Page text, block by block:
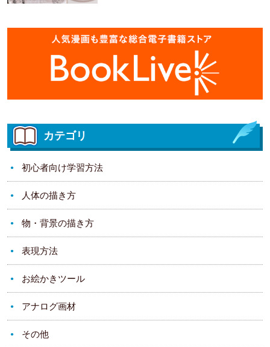
カテゴリ
初心者向け学習方法
人体の描き方
物・背景の描き方
表現方法
お絵かきツール
アナログ画材
その他